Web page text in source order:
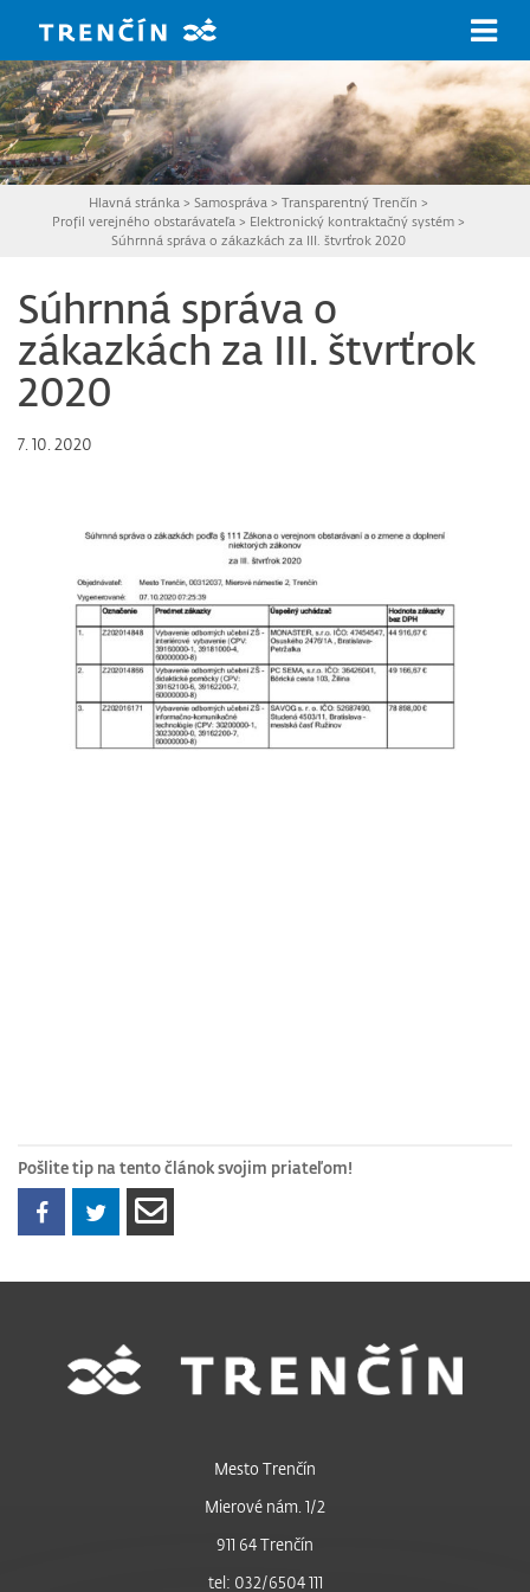
Hlavná stránka > Samospráva > Transparentný Trenčín >
Profil verejného obstarávateľa > Elektronický kontraktačný systém>
Súhrnná správa o zákazkách za III. štvrťrok 2020
Súhrnná správa o
zákazkách za III. štvrťrok
2020
7. 10. 2020
Pošlite tip na tento článok svojim priateľom!
Mesto Trenčín
Mierové nám. 1/2
911 64 Trenčín
tel: 032/6504 111